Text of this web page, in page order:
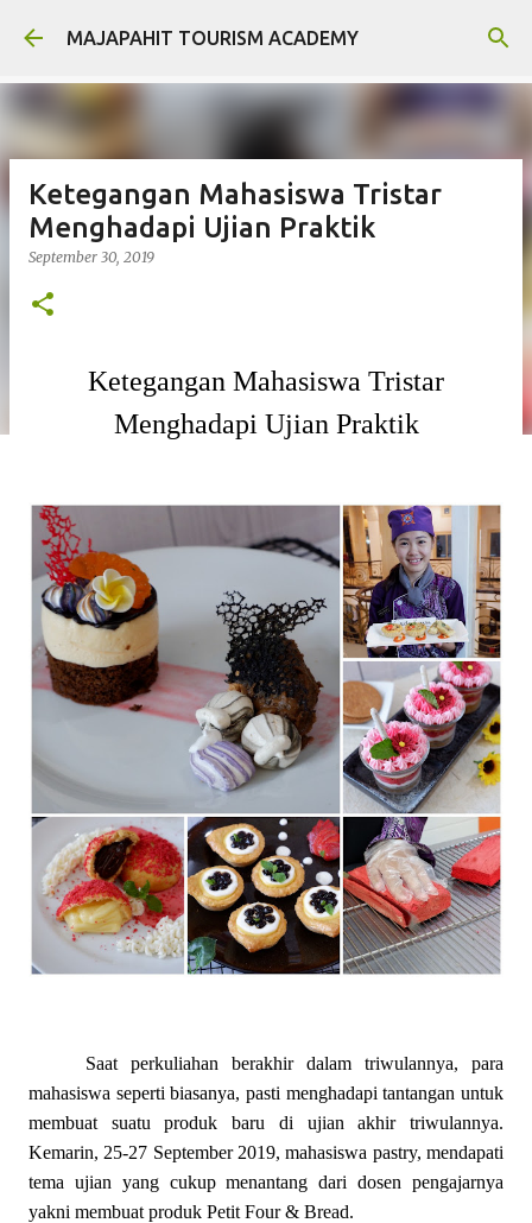
Langsung ke konten utama
MAJAPAHIT TOURISM ACADEMY
Ketegangan Mahasiswa Tristar
Menghadapi Ujian Praktik
September 30, 2019
Ketegangan Mahasiswa Tristar
Menghadapi Ujian Praktik
Saat perkuliahan berakhir dalam triwulannya, para
mahasiswa seperti biasanya, pasti menghadapi tantangan untuk
membuat suatu produk baru di ujian akhir triwulannya.
Kemarin, 25-27 September 2019, mahasiswa pastry, mendapati
tema ujian yang cukup menantang dari dosen pengajarnya
yakni membuat produk Petit Four & Bread.